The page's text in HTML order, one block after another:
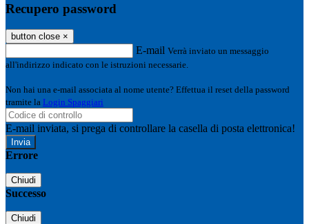
Recupero password
button close ×
E-mail Verrà inviato un messaggio
all'indirizzo indicato con le istruzioni necessarie.
Non hai una e-mail associata al nome utente? Effettua il reset della password
tramite la Login Spaggiari
E-mail inviata, si prega di controllare la casella di posta elettronica!
Errore
Chiudi
Successo
Chiudi